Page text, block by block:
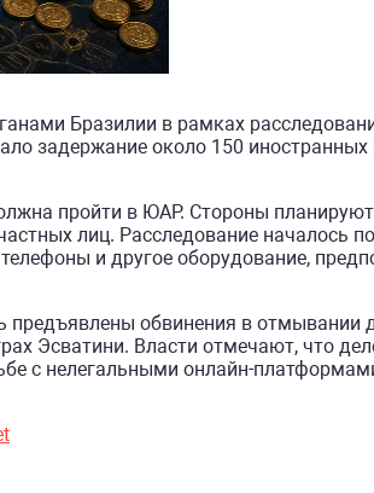
Бразилии в рамках
задержание около 150
пройти в ЮАР. Стороны
лиц. Расследование началось
и другое оборудование,
обвинения в отмывании
Эсватини. Власти отмечают, что
с нелегальными онлайн-